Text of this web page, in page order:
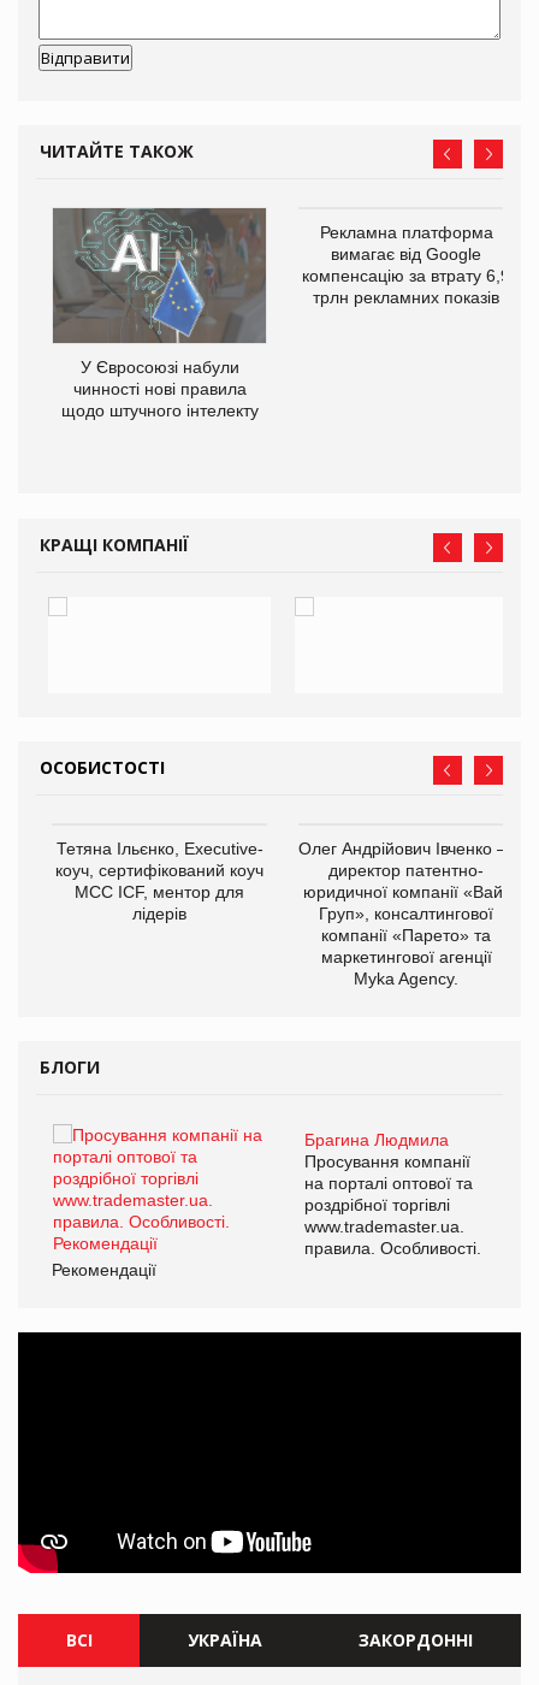
ЧИТАЙТЕ ТАКОЖ
У Євросоюзі набули
чинності нові правила
щодо штучного інтелекту
Рекламна платформа
вимагає від Google
компенсацію за втрату 6,9
трлн рекламних показів
КРАЩІ КОМПАНІЇ
ОСОБИСТОСТІ
Тетяна Ільєнко, Executive-
коуч, сертифікований коуч
МСС ICF, ментор для
лідерів
Олег Андрійович Івченко —
директор патентно-
юридичної компанії «Вайз
Груп», консалтингової
компанії «Парето» та
маркетингової агенції
Myka Agency.
БЛОГИ
Брагина Людмила
Просування компанії
на порталі оптової та
роздрібної торгівлі
www.trademaster.ua.
правила. Особливості.
Рекомендації
ВСІ УКРАЇНА ЗАКОРДОННІ